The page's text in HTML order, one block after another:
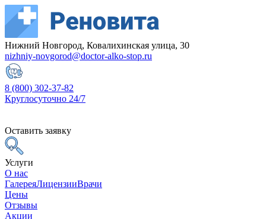
Нижний Новгород, Ковалихинская улица, 30
nizhniy-novgorod@doctor-alko-stop.ru
8 (800) 302-37-82
Круглосуточно 24/7
Оставить заявку
Услуги
О нас
ГалереяЛицензииВрачи
Цены
Отзывы
Акции